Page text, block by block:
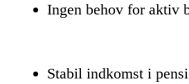
Ingen behov for aktiv
Stabil indkomst i